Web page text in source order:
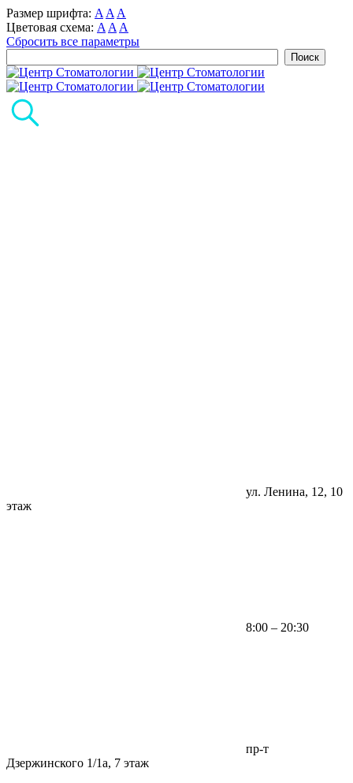
Размер шрифта: A A A
Цветовая схема: A A A
Сбросить все параметры
ул. Ленина, 12, 10
этаж
8:00 – 20:30
пр-т
Дзержинского 1/1а, 7 этаж